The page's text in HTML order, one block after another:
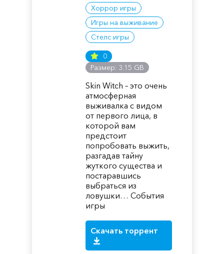
Хоррор игры
Игры на выживание
Стелс игры
0
Размер: 3.15 GB
Skin Witch – это очень
атмосферная
выживалка с видом
от первого лица, в
которой вам
предстоит
попробовать выжить,
разгадав тайну
жуткого существа и
постаравшись
выбраться из
ловушки… События
игры
Скачать торрент